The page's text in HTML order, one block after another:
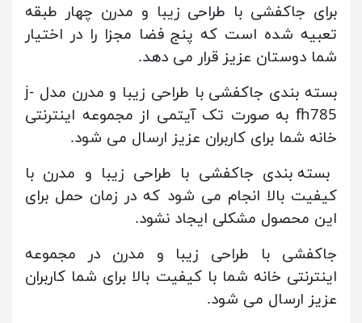
برای جاکفشی با طراحی زیبا و مدرن چهار طبقه
تعبیه شده است که پنج فضا مجزا را در اختیار
شما دوستان عزیز قرار می دهد.
بسته بندی جاکفشی با طراحی زیبا و مدرن مدل j-
fh785 به صورت تک آیتمی از مجموعه اینترنتی
خانه شما برای کاربران عزیز ارسال می شود.
بسته بندی جاکفشی با طراحی زیبا و مدرن با
کیفیت بالا انجام می شود که در زمان حمل برای
این محصول مشکلی ایجاد نشود.
جاکفشی با طراحی زیبا و مدرن در مجموعه
اینترنتی خانه شما با کیفیت بالا برای شما کاربران
عزیز ارسال می شود.